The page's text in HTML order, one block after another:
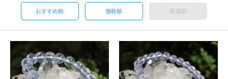
おすすめ順 価格順 新着順